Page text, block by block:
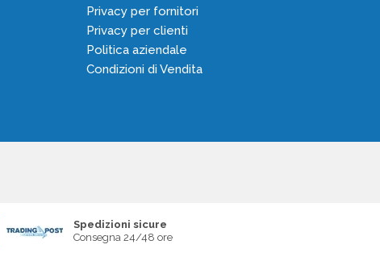
Privacy per fornitori
Privacy per clienti
Politica aziendale
Condizioni di Vendita
Spedizioni sicure
Consegna 24/48 ore